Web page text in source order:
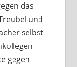
das
und
selbst
gegen